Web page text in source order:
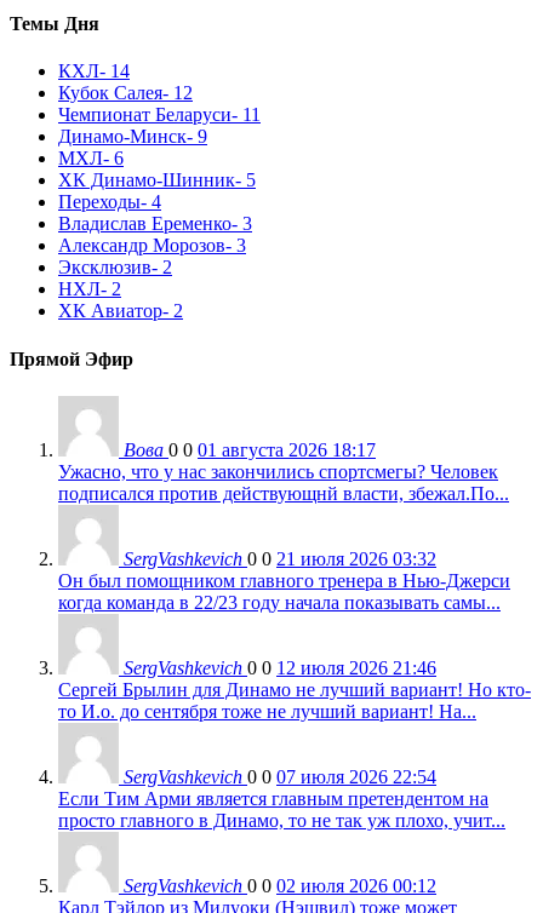
Темы Дня
КХЛ- 14
Кубок Салея- 12
Чемпионат Беларуси- 11
Динамо-Минск- 9
МХЛ- 6
ХК Динамо-Шинник- 5
Переходы- 4
Владислав Еременко- 3
Александр Морозов- 3
Эксклюзив- 2
НХЛ- 2
ХК Авиатор- 2
Прямой Эфир
Вова 0 0 01 августа 2026 18:17
Ужасно, что у нас закончились спортсмегы? Человек
подписался против действующнй власти, збежал.По...
SergVashkevich 0 0 21 июля 2026 03:32
Он был помощником главного тренера в Нью-Джерси
когда команда в 22/23 году начала показывать самы...
SergVashkevich 0 0 12 июля 2026 21:46
Сергей Брылин для Динамо не лучший вариант! Но кто-
то И.о. до сентября тоже не лучший вариант! На...
SergVashkevich 0 0 07 июля 2026 22:54
Если Тим Арми является главным претендентом на
просто главного в Динамо, то не так уж плохо, учит...
SergVashkevich 0 0 02 июля 2026 00:12
Карл Тэйлор из Милуоки (Нэшвил) тоже может